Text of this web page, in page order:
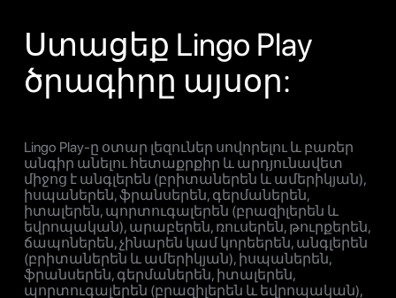
Ստացեք Lingo Play
ծրագիրը այսօր:
Lingo Play-ը օտար լեզուներ սովորելու և բառեր
անգիր անելու հետաքրքիր և արդյունավետ
միջոց է անգլերեն (բրիտաներեն և ամերիկյան),
իսպաներեն, ֆրանսերեն, գերմաներեն,
իտալերեն, պորտուգալերեն (բրազիլերեն և
եվրոպական), արաբերեն, ռուսերեն, թուրքերեն,
ճապոներեն, չինարեն կամ կորեերեն, անգլերեն
(բրիտաներեն և ամերիկյան), իսպաներեն,
ֆրանսերեն, գերմաներեն, իտալերեն,
պորտուգալերեն (բրազիլերեն և եվրոպական),